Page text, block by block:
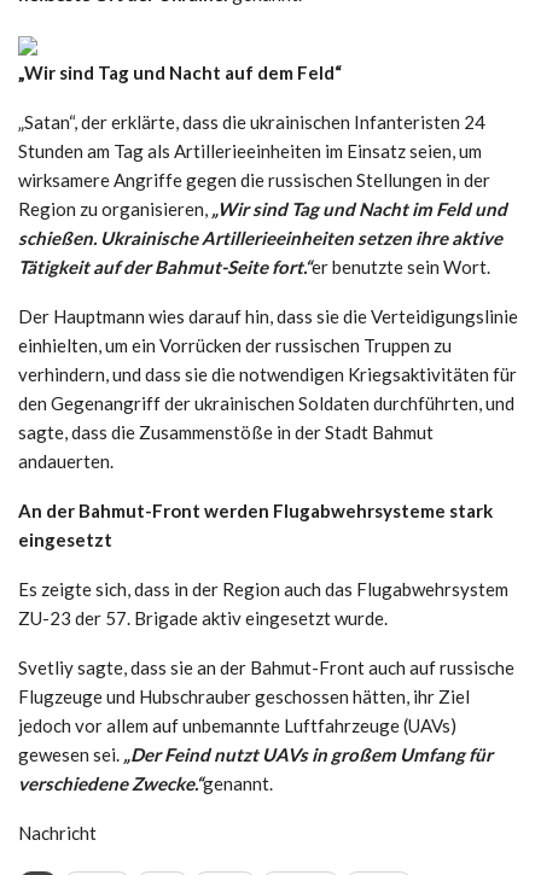
„Wir sind Tag und Nacht auf dem Feld“
„Satan“, der erklärte, dass die ukrainischen Infanteristen 24
Stunden am Tag als Artillerieeinheiten im Einsatz seien, um
wirksamere Angriffe gegen die russischen Stellungen in der
Region zu organisieren, „Wir sind Tag und Nacht im Feld und
schießen. Ukrainische Artillerieeinheiten setzen ihre aktive
Tätigkeit auf der Bahmut-Seite fort.“er benutzte sein Wort.
Der Hauptmann wies darauf hin, dass sie die Verteidigungslinie
einhielten, um ein Vorrücken der russischen Truppen zu
verhindern, und dass sie die notwendigen Kriegsaktivitäten für
den Gegenangriff der ukrainischen Soldaten durchführten, und
sagte, dass die Zusammenstöße in der Stadt Bahmut
andauerten.
An der Bahmut-Front werden Flugabwehrsysteme stark
eingesetzt
Es zeigte sich, dass in der Region auch das Flugabwehrsystem
ZU-23 der 57. Brigade aktiv eingesetzt wurde.
Svetliy sagte, dass sie an der Bahmut-Front auch auf russische
Flugzeuge und Hubschrauber geschossen hätten, ihr Ziel
jedoch vor allem auf unbemannte Luftfahrzeuge (UAVs)
gewesen sei. „Der Feind nutzt UAVs in großem Umfang für
verschiedene Zwecke.“genannt.
Nachricht